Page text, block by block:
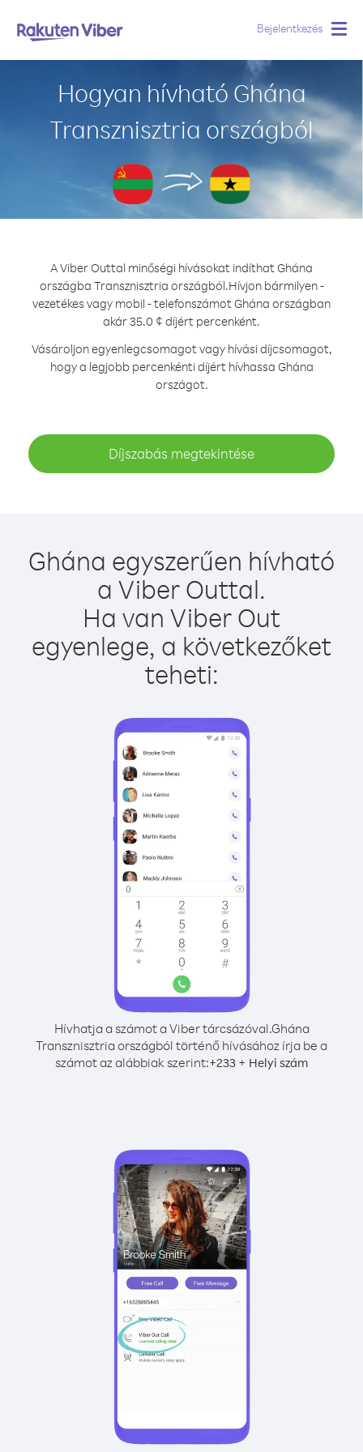
Bejelentkezés
Hogyan hívható Ghána
Transznisztria országból
A Viber Outtal minőségi hívásokat indíthat Ghána
országba Transznisztria országból.Hívjon bármilyen -
vezetékes vagy mobil - telefonszámot Ghána országban
akár 35.0 ¢ díjért percenként.
Vásároljon egyenlegcsomagot vagy hívási díjcsomagot,
hogy a legjobb percenkénti díjért hívhassa Ghána
országot.
Díjszabás megtekintése
Ghána egyszerűen hívható
a Viber Outtal.
Ha van Viber Out
egyenlege, a következőket
teheti:
Hívhatja a számot a Viber tárcsázóval.Ghána
Transznisztria országból történő hívásához írja be a
számot az alábbiak szerint:+233 + Helyi szám